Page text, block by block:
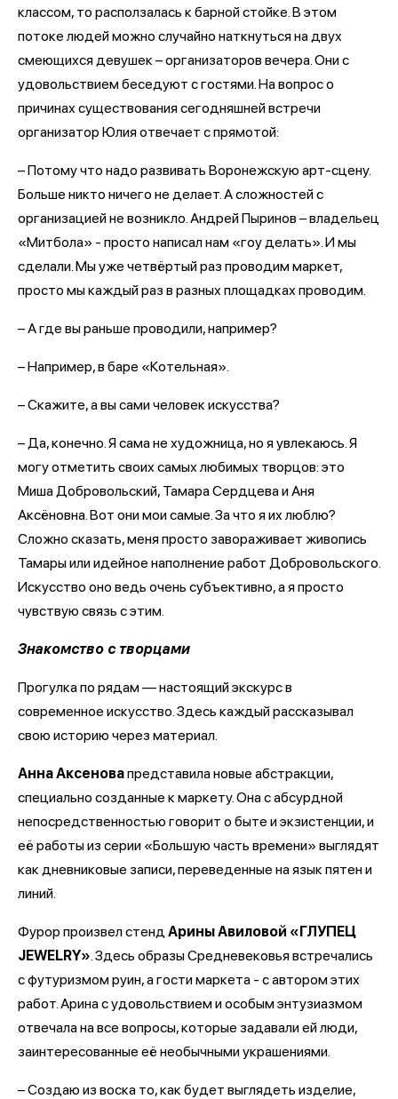
классом, то расползалась к барной стойке. В этом
потоке людей можно случайно наткнуться на двух
смеющихся девушек – организаторов вечера. Они с
удовольствием беседуют с гостями. На вопрос о
причинах существования сегодняшней встречи
организатор Юлия отвечает с прямотой:
– Потому что надо развивать Воронежскую арт-сцену.
Больше никто ничего не делает. А сложностей с
организацией не возникло. Андрей Пыринов – владельец
«Митбола» - просто написал нам «гоу делать». И мы
сделали. Мы уже четвёртый раз проводим маркет,
просто мы каждый раз в разных площадках проводим.
– А где вы раньше проводили, например?
– Например, в баре «Котельная».
– Скажите, а вы сами человек искусства?
– Да, конечно. Я сама не художница, но я увлекаюсь. Я
могу отметить своих самых любимых творцов: это
Миша Добровольский, Тамара Сердцева и Аня
Аксёновна. Вот они мои самые. За что я их люблю?
Сложно сказать, меня просто завораживает живопись
Тамары или идейное наполнение работ Добровольского.
Искусство оно ведь очень субъективно, а я просто
чувствую связь с этим.
Знакомство с творцами
Прогулка по рядам — настоящий экскурс в
современное искусство. Здесь каждый рассказывал
свою историю через материал.
Анна Аксеновапредставила новые абстракции,
специально созданные к маркету. Она с абсурдной
непосредственностью говорит о быте и экзистенции, и
её работы из серии «Большую часть времени» выглядят
как дневниковые записи, переведенные на язык пятен и
линий.
Фурор произвел стендАрины Авиловой «ГЛУПЕЦ
JEWELRY». Здесь образы Средневековья встречались
с футуризмом руин, а гости маркета - с автором этих
работ. Арина с удовольствием и особым энтузиазмом
отвечала на все вопросы, которые задавали ей люди,
заинтересованные её необычными украшениями.
– Создаю из воска то, как будет выглядеть изделие,